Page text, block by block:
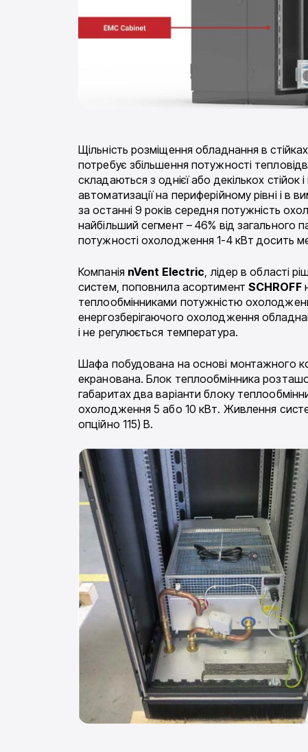
Щільність розміщення обладнання в
потребує збільшення потужності
складаються з однієї або декількох
автоматизації на периферійному рівні і
за останні 9 років середня потужність
найбільший сегмент – 46% від загального
потужності охолодження 1-4 кВт досить
Компанія nVent Electric, лідер в області
систем, поповнила асортимент SCHROFF
теплообмінниками потужністю
енергозберігаючого охолодження
і не регулюється температура.
Шафа побудована на основі монтажного
екранована. Блок теплообмінника
габаритах два варіанти блоку
охолодження 5 або 10 кВт. Живлення
опційно 115) В.